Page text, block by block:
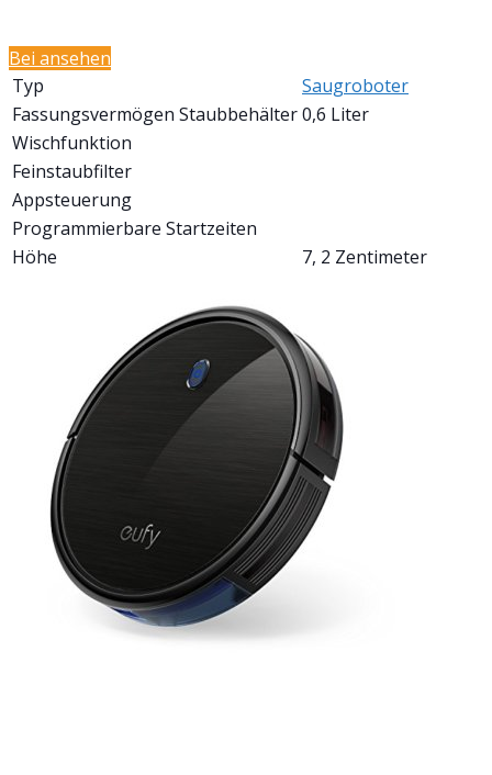
Bei ansehen
Typ
Saugroboter
Fassungsvermögen Staubbehälter0,6 Liter
Wischfunktion
Feinstaubfilter
Appsteuerung
Programmierbare Startzeiten
Höhe
7, 2 Zentimeter